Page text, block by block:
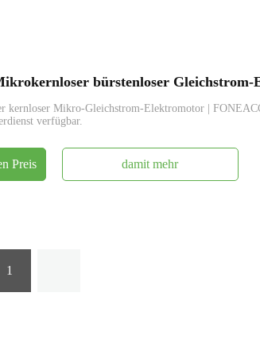
bürstenloser
kernloser Mikro-Gleichstrom-Elektromotor |
verfügbar.
Preis damit mehr
1